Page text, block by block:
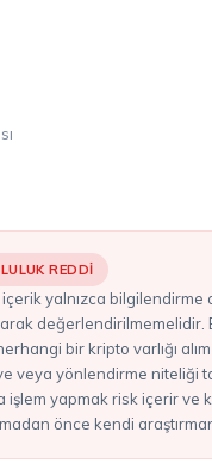
REDDI
değerlendirilmemelidir.
bir kripto varlığı
veya yönlendirme niteliği
işlem yapmak risk içerir ve
önce kendi